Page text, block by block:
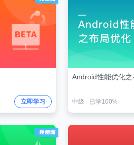
立即学习
Android性能优化
中级 · 已学100%